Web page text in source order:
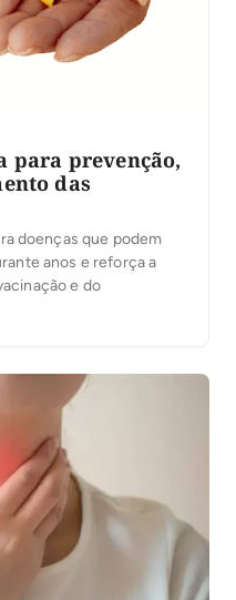
para prevenção,
das
doenças que podem
anos e reforça a
e do